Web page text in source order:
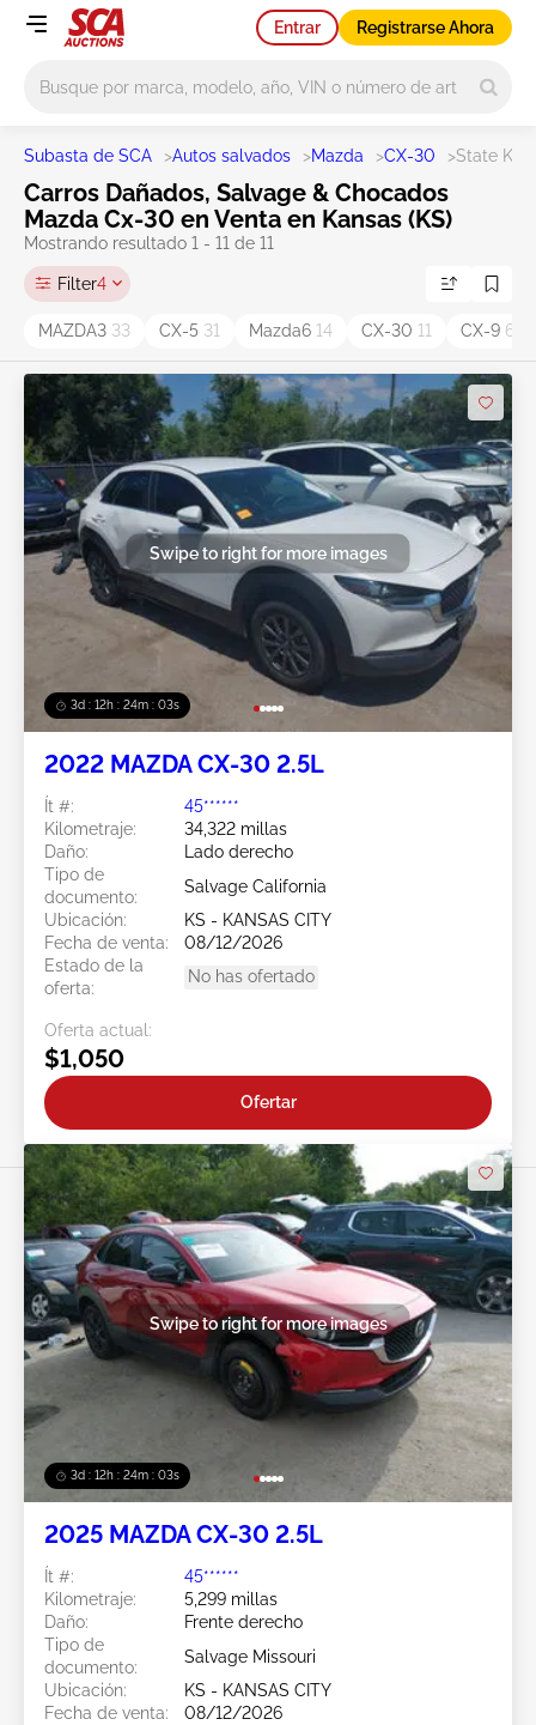
Entrar Registrarse Ahora
Subasta de SCA >Autos salvados >Mazda >CX-30 >State KS
Carros Dañados, Salvage & Chocados
Mazda Cx-30 en Venta en Kansas (KS)
Mostrando resultado 1 - 11 de 11
Filter4
MAZDA3 33 CX-5 31 Mazda6 14 CX-30 11 CX-9 6
3d : 12h : 24m : 02s
Swipe to right for more images
2022 MAZDA CX-30 2.5L
Ít #:
45******
Kilometraje:
34,322 millas
Daño:
Lado derecho
Tipo de
documento:
Salvage California
Ubicación:
KS - KANSAS CITY
Fecha de venta:
08/12/2026
Estado de la
oferta:
No has ofertado
Oferta actual:
$1,050
Ofertar
3d : 12h : 24m : 02s
Swipe to right for more images
2025 MAZDA CX-30 2.5L
Ít #:
45******
Kilometraje:
5,299 millas
Daño:
Frente derecho
Tipo de
documento:
Salvage Missouri
Ubicación:
KS - KANSAS CITY
Fecha de venta:
08/12/2026